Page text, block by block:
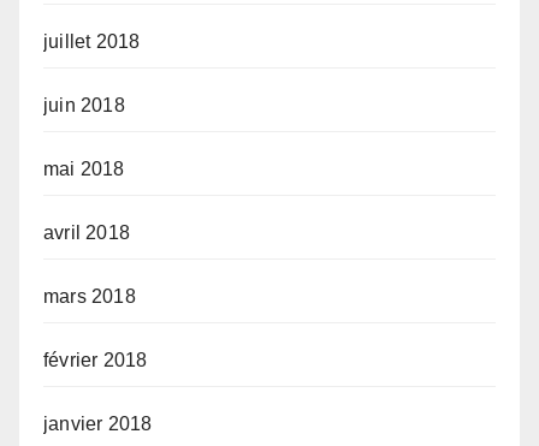
juillet 2018
juin 2018
mai 2018
avril 2018
mars 2018
février 2018
janvier 2018